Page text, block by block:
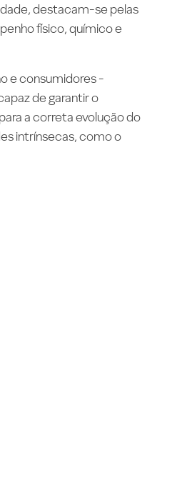
destacam-se pelas
físico, químico e
e consumidores -
de garantir o
a correta evolução do
intrínsecas, como o